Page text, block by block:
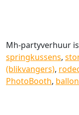
Mh-partyverhuur
springkussens,
(blikvangers),
PhotoBooth,